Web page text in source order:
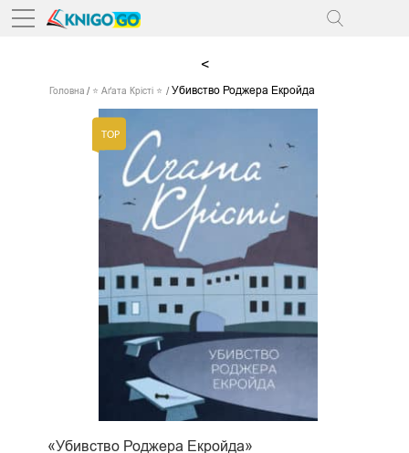
<
Головна ⭐ Аґата Крісті ⭐ Убивство Роджера Екройда
«Убивство Роджера Екройда»